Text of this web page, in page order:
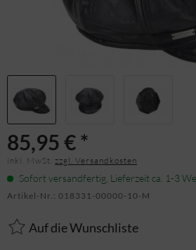
85,95 € *
inkl. MwSt. zzgl. Versandkosten
Sofort versandfertig, Lieferzeit ca. 1-3
Artikel-Nr.: 018331-00000-10-M
Auf die Wunschliste